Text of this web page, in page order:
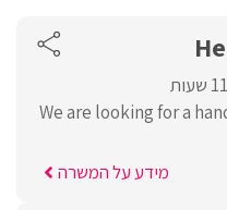
We are looking for a
מידע על המשרה